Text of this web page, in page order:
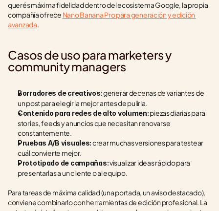
querés máxima fidelidad dentro del ecosistema Google, la propia
compañía ofrece Nano Banana Pro para generación y edición
avanzada.
Casos de uso para marketers y
community managers
Borradores de creativos: generar decenas de variantes de
un post para elegir la mejor antes de pulirla.
Contenido para redes de alto volumen: piezas diarias para
stories, feeds y anuncios que necesitan renovarse
constantemente.
Pruebas A/B visuales: crear muchas versiones para testear
cuál convierte mejor.
Prototipado de campañas: visualizar ideas rápido para
presentarlas a un cliente o al equipo.
Para tareas de máxima calidad (una portada, un aviso destacado),
conviene combinarlo con herramientas de edición profesional. La